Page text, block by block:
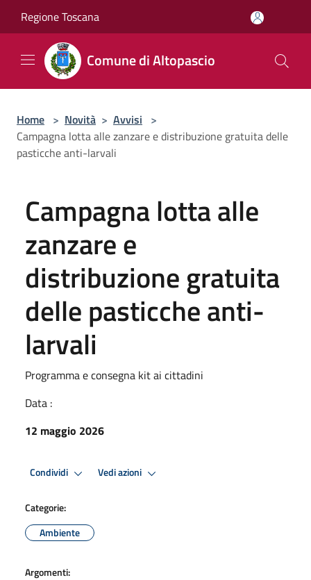
Regione Toscana
Comune di Altopascio
Home > Novità > Avvisi >
Campagna lotta alle zanzare e distribuzione gratuita delle
pasticche anti-larvali
Campagna lotta alle
zanzare e
distribuzione gratuita
delle pasticche anti-
larvali
Programma e consegna kit ai cittadini
Data :
12 maggio 2026
Condividi Vedi azioni
Categorie:
Ambiente
Argomenti: